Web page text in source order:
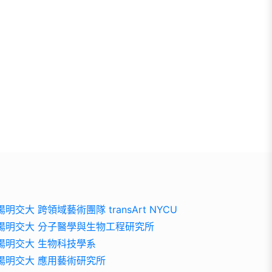
明交大 跨領域藝術團隊 transArt NYCU
明交大 分子醫學與生物工程研究所
明交大 生物科技學系
明交大 應用藝術研究所